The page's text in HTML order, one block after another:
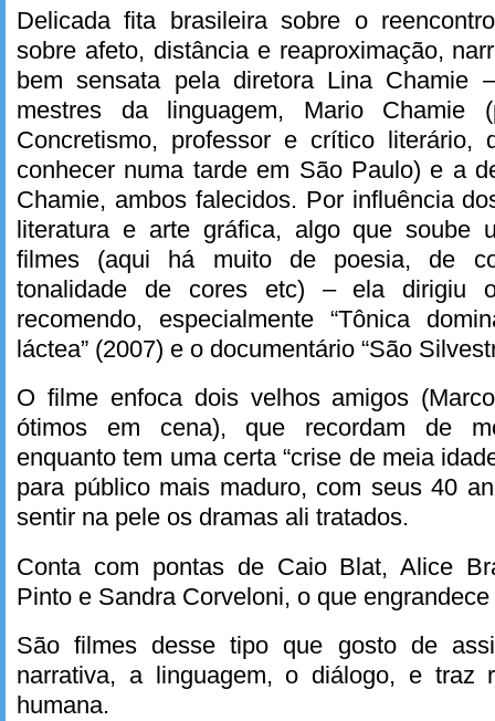
Delicada fita brasileira sobre o
sobre afeto, distância e reaproximação,
bem sensata pela diretora Lina
mestres da linguagem, Mario Chamie
Concretismo, professor e crítico
conhecer numa tarde em São Paulo) e a
Chamie, ambos falecidos. Por influência
literatura e arte gráfica, algo que soube
filmes (aqui há muito de poesia, de
tonalidade de cores etc) – ela dirigiu
recomendo, especialmente “Tônica
láctea” (2007) e o documentário “São
O filme enfoca dois velhos amigos
ótimos em cena), que recordam de
enquanto tem uma certa “crise de meia
para público mais maduro, com seus 40
sentir na pele os dramas ali tratados.
Conta com pontas de Caio Blat, Alice
Pinto e Sandra Corveloni, o que
São filmes desse tipo que gosto de
narrativa, a linguagem, o diálogo, e traz
humana.